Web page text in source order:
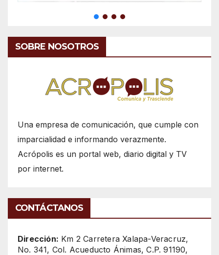
SOBRE NOSOTROS
Una empresa de comunicación, que cumple con
imparcialidad e informando verazmente.
Acrópolis es un portal web, diario digital y TV
por internet.
CONTÁCTANOS
Dirección: Km 2 Carretera Xalapa-Veracruz,
No. 341, Col. Acueducto Ánimas, C.P. 91190,